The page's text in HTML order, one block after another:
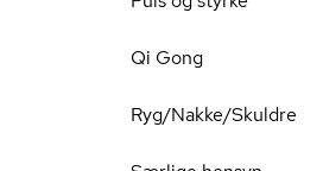
Qi Gong
Ryg/Nakke/Skuldre